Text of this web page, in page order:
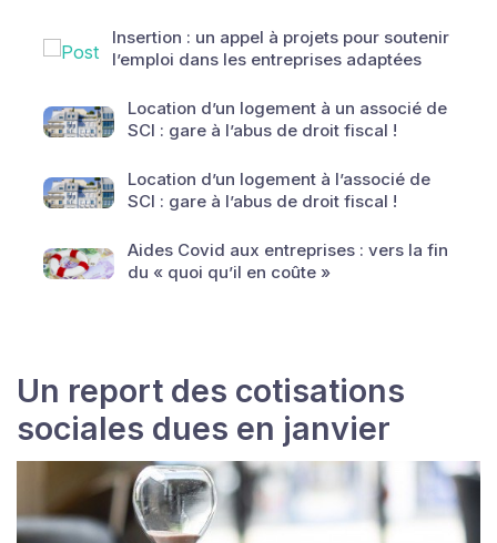
Insertion : un appel à projets pour soutenir
l’emploi dans les entreprises adaptées
Location d’un logement à un associé de
SCI : gare à l’abus de droit fiscal !
Location d’un logement à l’associé de
SCI : gare à l’abus de droit fiscal !
Aides Covid aux entreprises : vers la fin
du « quoi qu’il en coûte »
Un report des cotisations
sociales dues en janvier